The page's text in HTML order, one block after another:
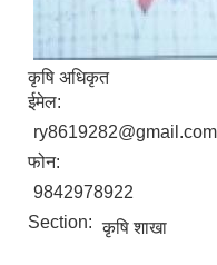
कृषि अधिकृत
ईमेल:
ry8619282@gmail.com
फोन:
9842978922
Section: कृषि शाखा